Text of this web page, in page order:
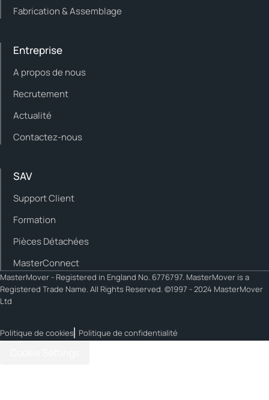
Fabrication & Assemblage
Entreprise
A propos de nous
Recrutement
Actualité
Contactez-nous
SAV
Support Client
Formation
Pièces Détachées
MasterConnect
MasterMover - Registered in England No. 6776797. MasterMover is a
Registered Trade Name. All Rights Reserved. ©1997 - 2024 MasterMover
Ltd
Politique de cookies Politique de confidentialité